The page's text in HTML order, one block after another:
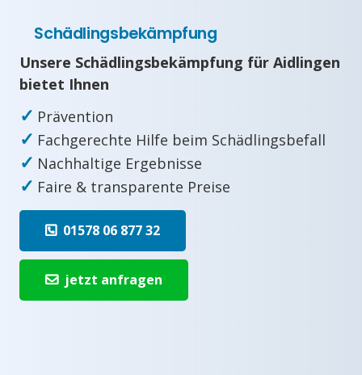
Schädlingsbekämpfung
Unsere Schädlingsbekämpfung für Aidlingen
bietet Ihnen
✓ Prävention
✓ Fachgerechte Hilfe beim Schädlingsbefall
✓ Nachhaltige Ergebnisse
✓ Faire & transparente Preise
01578 06 877 32
jetzt anfragen